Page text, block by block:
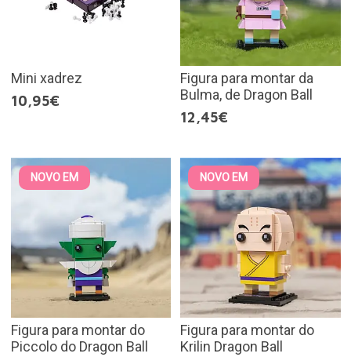
Mini xadrez
10,95€
Figura para montar da
Bulma, de Dragon Ball
12,45€
NOVO EM
Figura para montar do
Piccolo do Dragon Ball
NOVO EM
Figura para montar do
Krilin Dragon Ball